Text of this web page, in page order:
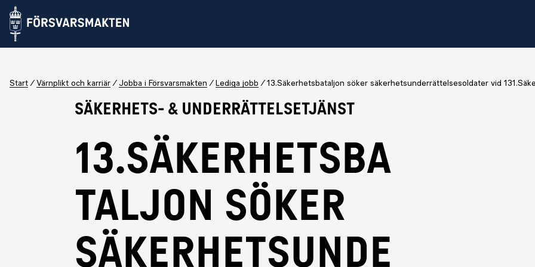
Start Värnplikt och karriär Jobba i Försvarsmakten Lediga jobb 13.Säkerhetsbataljon söker säkerhetsunderrättelsesoldater vid
Säkerhets- & Underrättelsetjänst
13.Säkerhetsba
taljon söker
säkerhetsunde